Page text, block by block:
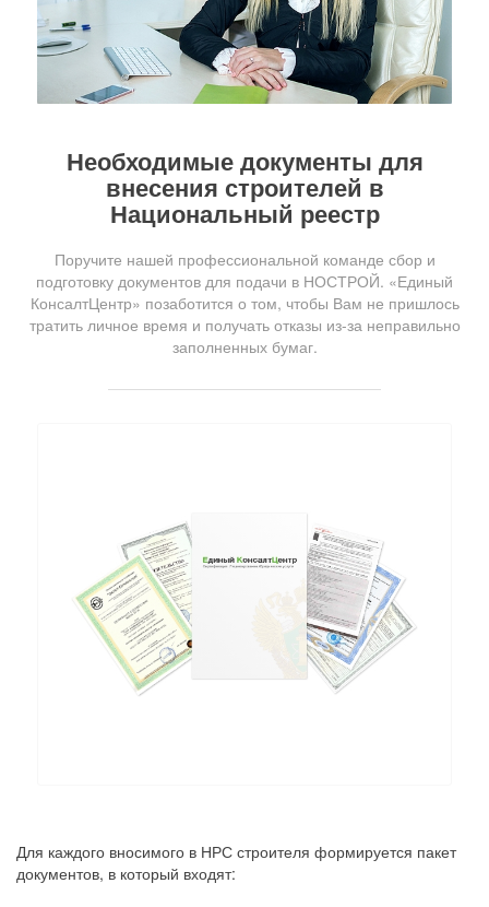
Необходимые документы для
внесения строителей в
Национальный реестр
Поручите нашей профессиональной команде сбор и
подготовку документов для подачи в НОСТРОЙ. «Единый
КонсалтЦентр» позаботится о том, чтобы Вам не пришлось
тратить личное время и получать отказы из-за неправильно
заполненных бумаг.
Для каждого вносимого в НРС строителя формируется пакет
документов, в который входят: